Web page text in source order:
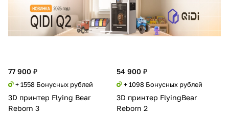
77 900 ₽
+ 1558 Бонусных рублей
3D принтер Flying Bear
Reborn 3
54 900 ₽
+ 1098 Бонусных рублей
3D принтер FlyingBear
Reborn 2